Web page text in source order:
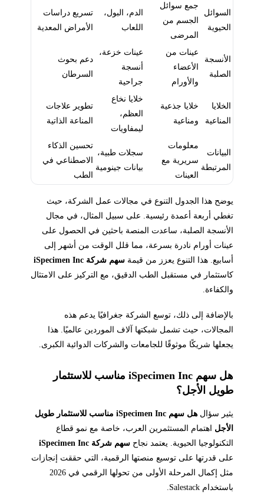
السوائل
الحيوية
جمع سوائل
الجسم من
المرضى
الدم، البول،
اللعاب
تسريع دراسات
الأمراض المعدية
الأنسجة
الصلبة
عينات من
الأعضاء
والأورام
عينات خزعة،
أنسجة
جراحية
دعم بحوث
السرطان
الخلايا
المناعية
خلايا جذعية
ومناعية
خلايا نخاع
العظم،
ليمفاويات
تطوير علاجات
المناعة الذاتية
البيانات
المرتبطة
معلومات
سريرية مع
العينات
سجلات طبية،
بيانات جينومية
تحسين الذكاء
الاصطناعي في
الطب
يوضح هذا الجدول التنوع في مجالات عمل الشركة، حيث
تغطي أربعة أعمدة رئيسية. على سبيل المثال، في مجال
الأنسجة الصلبة، ساعدت المنصة باحثين في الحصول على
عينات أورام نادرة بسرعة، مما قلل الوقت من أشهر إلى
أسابيع. هذا التنوع يعزز من قيمة سهم شركة iSpecimen Inc
كاستثمار في مستقبل الطب الدقيق، مع التركيز على الامتثال
والكفاءة.
بالإضافة إلى ذلك، توسع الشركة جغرافيًا يدعم هذه
المجالات، حيث تشمل شبكتها آلاف الموردين عالميًا. هذا
يجعلها شريكًا موثوقًا للجامعات والشركات الدوائية الكبرى.
هل سهم iSpecimen Inc مناسب للاستثمار
طويل الأجل؟
يثير سؤال
هل سهم iSpecimen Inc مناسب للاستثمار طويل
الأجلاهتمام المستثمرين العرب، خاصة مع نمو قطاع
التكنولوجيا الحيوية. يعتمد نجاح سهم شركة iSpecimen Inc
على قدرتها على توسيع منصتها الرقمية، التي حققت إنجازات
مثل إكمال المرحلة الأولى من تحولها الرقمي في 2026
باستخدام Salestack.